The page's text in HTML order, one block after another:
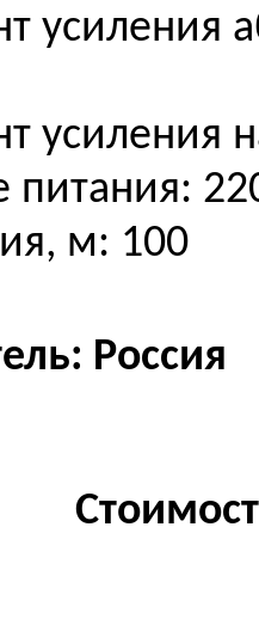
усиления
усиления
питания:
м: 100
Россия